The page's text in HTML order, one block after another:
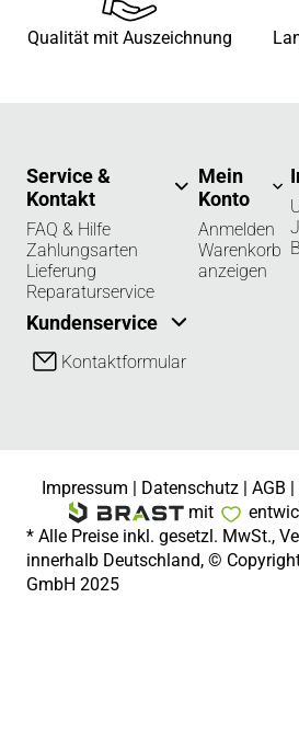
Qualität mit Auszeichnung
Service &
Kontakt
FAQ & Hilfe
Zahlungsarten
Lieferung
Reparaturservice
Kundenservice
Kontaktformular
Mein
Konto
Anmelden
Warenkorb
anzeigen
Impressum | Datenschutz| AGB |
mit
* Alle Preise inkl. gesetzl. MwSt.,
innerhalb Deutschland, ©
GmbH 2025